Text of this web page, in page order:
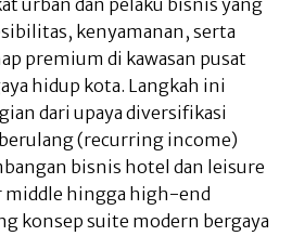
urban dan pelaku bisnis yang
kenyamanan, serta
premium di kawasan pusat
hidup kota. Langkah ini
dari upaya diversifikasi
(recurring income)
bisnis hotel dan leisure
middle hingga high-end
konsep suite modern bergaya